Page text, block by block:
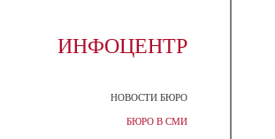
ИНФОЦЕНТР
НОВОСТИ БЮРО
БЮРО В СМИ